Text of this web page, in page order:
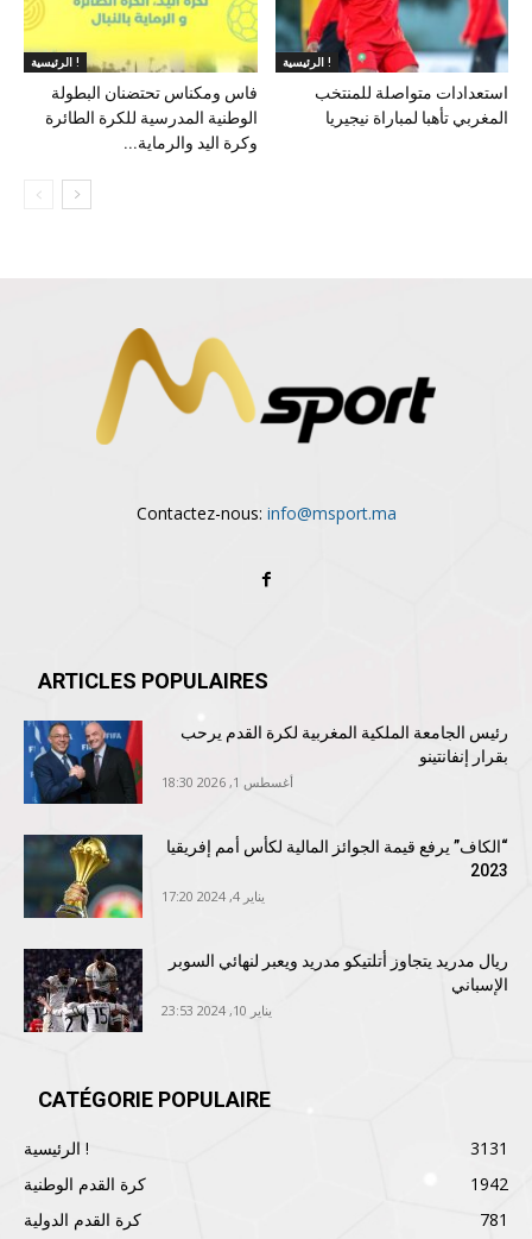
الرئيسية !
فاس ومكناس تحتضنان البطولة
الوطنية المدرسية للكرة الطائرة
وكرة اليد والرماية...
الرئيسية !
استعدادات متواصلة للمنتخب
المغربي تأهبا لمباراة نيجيريا
Contactez-nous: info@msport.ma
ARTICLES POPULAIRES
رئيس الجامعة الملكية المغربية لكرة القدم يرحب
بقرار إنفانتينو
أغسطس 1, 2026 18:30
“الكاف” يرفع قيمة الجوائز المالية لكأس أمم إفريقيا
2023
يناير 4, 2024 17:20
ريال مدريد يتجاوز أتلتيكو مدريد ويعبر لنهائي السوبر
الإسباني
يناير 10, 2024 23:53
CATÉGORIE POPULAIRE
الرئيسية !
3131
كرة القدم الوطنية
1942
كرة القدم الدولية
781